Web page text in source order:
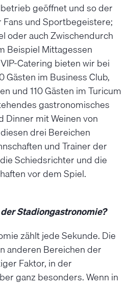
geöffnet und so der
und Sportbegeistere;
oder auch Zwischendurch
Beispiel Mittagessen
Catering bieten wir bei
Gästen im Business Club,
und 110 Gästen im Turicum
gastronomisches
mit Weinen von
drei Bereichen
und Trainer der
Schiedsrichter und die
vor dem Spiel.
Stadiongastronomie?
zählt jede Sekunde. Die
anderen Bereichen der
Faktor, in der
ganz besonders. Wenn in